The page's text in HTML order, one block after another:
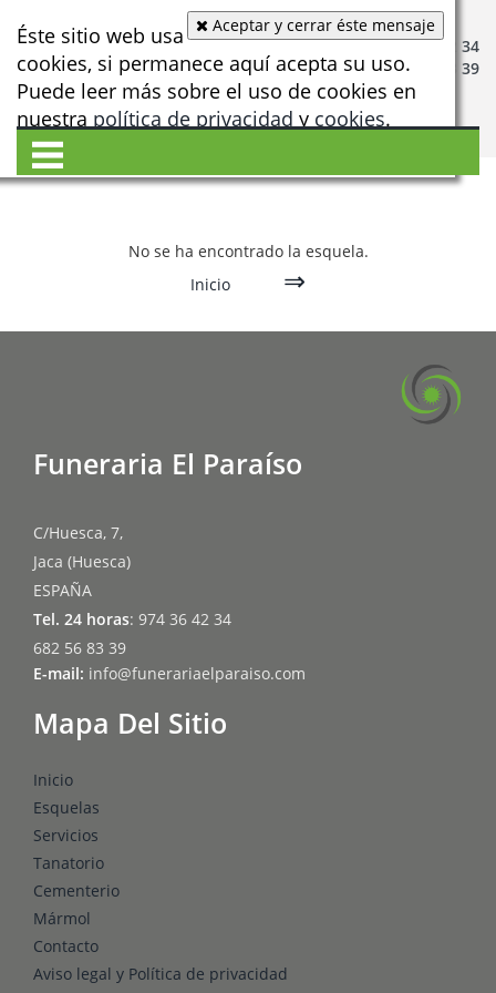
Aceptar y cerrar éste mensaje
Éste sitio web usa
cookies, si permanece aquí acepta su uso.
Puede leer más sobre el uso de cookies en
nuestra política de privacidad y cookies.
En Jaca desde 1893.
24 HORAS:
974 36 42 34
682 56 83 39
No se ha encontrado la esquela.
Inicio
⇒
Funeraria El Paraíso
C/Huesca, 7,
Jaca (Huesca)
ESPAÑA
Tel. 24 horas: 974 36 42 34
682 56 83 39
E-mail: info@funerariaelparaiso.com
Mapa Del Sitio
Inicio
Esquelas
Servicios
Tanatorio
Cementerio
Mármol
Contacto
Aviso legal y Política de privacidad